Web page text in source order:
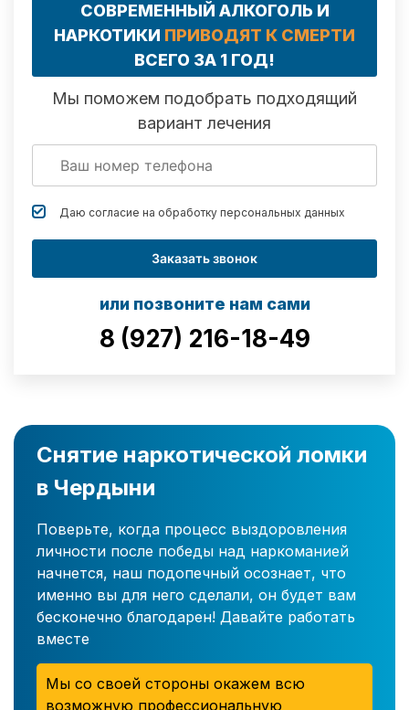
СОВРЕМЕННЫЙ АЛКОГОЛЬ И
НАРКОТИКИ ПРИВОДЯТ К СМЕРТИ
ВСЕГО ЗА 1 ГОД!
Мы поможем подобрать подходящий
вариант лечения
Даю согласие на обработку персональных данных
Заказать звонок
или позвоните нам сами
8 (927) 216-18-49
Снятие наркотической ломки
в Чердыни
Поверьте, когда процесс выздоровления
личности после победы над наркоманией
начнется, наш подопечный осознает, что
именно вы для него сделали, он будет вам
бесконечно благодарен! Давайте работать
вместе
Мы со своей стороны окажем всю
возможную профессиональную